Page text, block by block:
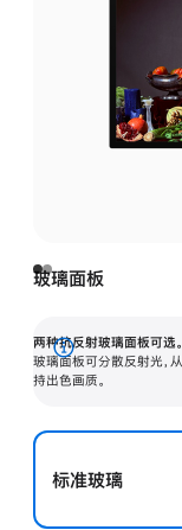
玻璃面板
两种抗反射玻璃面板可选。
玻璃面板可分散反射光，
持出色画质。
展
开
标准玻璃